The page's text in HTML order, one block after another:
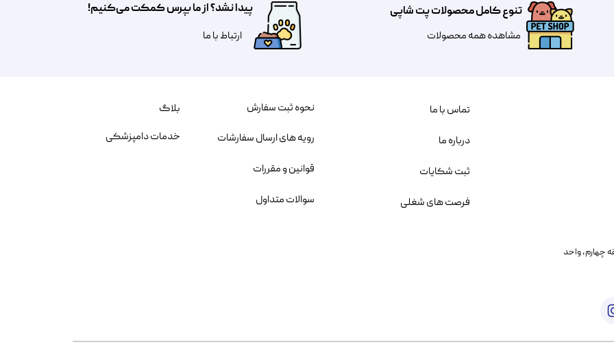
تنوع کامل محصولات پت شاپی
مشاهده همه محصولات
پیدا نشد؟ از ما بپرس کمکت می‌کنیم!
​​​ارتباط با ما
خیابان بنی هاشم پلاک ۲۰۲ ، طبقه چهارم، واحد
نحوه ثبت سفارش
رویه های ارسال سفارشات
قوانین و مقررات
سوالات متداول
تماس با ما
درباره ما
ثبت شکایات
فرصت های شغلی
بلاگ
خدمات دامپزشکی